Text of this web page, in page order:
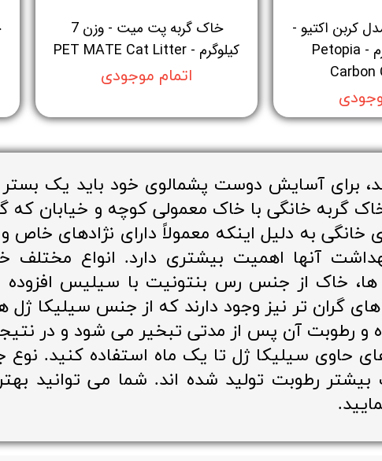
کربن اکتیو -
وزن 10 کیلوگرم - Petopia
خاک گربه پت میت - وزن 7
کیلوگرم - PET MATE Cat Litter
اتمام موجودی
برای آسایش دوست پشمالوی خود باید یک
گربه خانگی با خاک معمولی کوچه و خیابان که
خانگی به دلیل اینکه معمولاً دارای نژادهای
آنها اهمیت بیشتری دارد. انواع مختلف
ها، خاک از جنس رس بنتونیت با سیلیس
گران تر نیز وجود دارند که از جنس سیلیکا ژل
و رطوبت آن پس از مدتی تبخیر می شود و در
حاوی سیلیکا ژل تا یک ماه استفاده کنید.
رطوبت تولید شده اند. شما می توانید